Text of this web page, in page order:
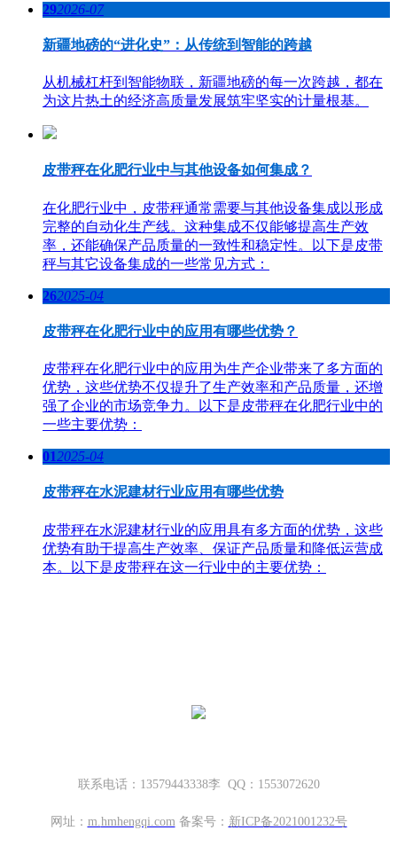
292026-07
新疆地磅的“进化史”：从传统到智能的跨越
从机械杠杆到智能物联，新疆地磅的每一次跨越，都在
为这片热土的经济高质量发展筑牢坚实的计量根基。
皮带秤在化肥行业中与其他设备如何集成？
在化肥行业中，皮带秤通常需要与其他设备集成以形成
完整的自动化生产线。这种集成不仅能够提高生产效
率，还能确保产品质量的一致性和稳定性。以下是皮带
秤与其它设备集成的一些常见方式：
262025-04
皮带秤在化肥行业中的应用有哪些优势？
皮带秤在化肥行业中的应用为生产企业带来了多方面的
优势，这些优势不仅提升了生产效率和产品质量，还增
强了企业的市场竞争力。以下是皮带秤在化肥行业中的
一些主要优势：
012025-04
皮带秤在水泥建材行业应用有哪些优势
皮带秤在水泥建材行业的应用具有多方面的优势，这些
优势有助于提高生产效率、保证产品质量和降低运营成
本。以下是皮带秤在这一行业中的主要优势：
联系电话：13579443338李 QQ：1553072620
网址： m. hmhengqi.com 备案号： 新ICP备2021001232号